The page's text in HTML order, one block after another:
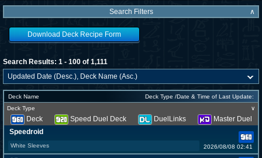
Search Filters ∧
Download Deck Recipe Form
Search Results: 1 - 100 of 1,111
Deck Name
Deck Type /Date & Time of Last Update:
Deck Type
∨
Deck Speed Duel Deck DuelLinks
Master Duel
Speedroid
White Sleeves 2026/08/08 02:41